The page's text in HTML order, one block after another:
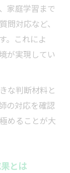
家庭学習まで
対応など、
。これによ
が実現してい
な判断材料と
の対応を確認
めることが大
とは